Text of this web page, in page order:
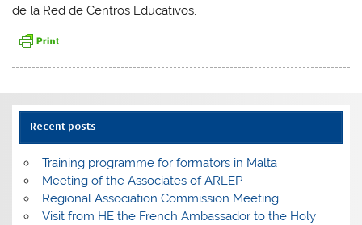
de la Red de Centros Educativos.
Recent posts
Training programme for formators in Malta
Meeting of the Associates of ARLEP
Regional Association Commission Meeting
Visit from HE the French Ambassador to the Holy